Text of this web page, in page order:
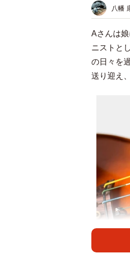
八幡
Aさんは
ニストと
の日々を
送り迎え